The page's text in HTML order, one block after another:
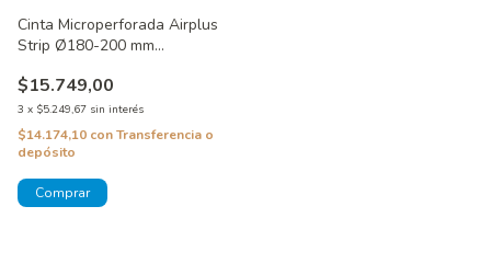
Cinta Microperforada Airplus
Strip Ø180-200 mm
$15.749,00
3 x $5.249,67 sin interés
$14.174,10 conTransferencia o
depósito